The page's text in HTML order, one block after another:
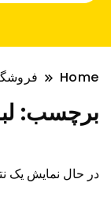
Home
برچسب:
در حال نمایش یک